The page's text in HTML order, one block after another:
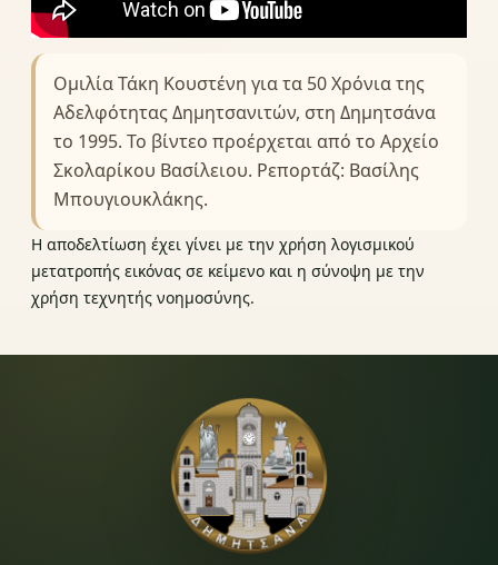
Ομιλία Τάκη Κουστένη για τα 50 Χρόνια της
Αδελφότητας Δημητσανιτών, στη Δημητσάνα
το 1995. Το βίντεο προέρχεται από το Αρχείο
Σκολαρίκου Βασίλειου. Ρεπορτάζ: Βασίλης
Μπουγιουκλάκης.
Η αποδελτίωση έχει γίνει με την χρήση λογισμικού
μετατροπής εικόνας σε κείμενο και η σύνοψη με την
χρήση τεχνητής νοημοσύνης.